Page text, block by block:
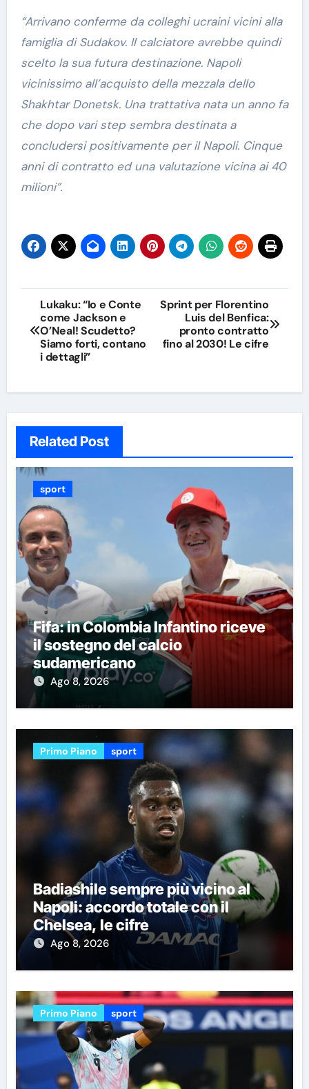
“Arrivano conferme da colleghi ucraini vicini alla
famiglia di Sudakov. Il calciatore avrebbe quindi
scelto la sua futura destinazione. Napoli
vicinissimo all’acquisto della mezzala dello
Shakhtar Donetsk. Una trattativa nata un anno fa
che dopo vari step sembra destinata a
concludersi positivamente per il Napoli. Cinque
anni di contratto ed una valutazione vicina ai 40
milioni”.
Navigazione
articoli
Lukaku: “Io e Conte
come Jackson e
O’Neal! Scudetto?
Siamo forti, contano
i dettagli”
Sprint per Florentino
Luis del Benfica:
pronto contratto
fino al 2030! Le cifre
Related Post
sport
Fifa: in Colombia Infantino riceve
il sostegno del calcio
sudamericano
Ago 8, 2026
Primo Piano sport
Badiashile sempre più vicino al
Napoli: accordo totale con il
Chelsea, le cifre
Ago 8, 2026
Primo Piano sport